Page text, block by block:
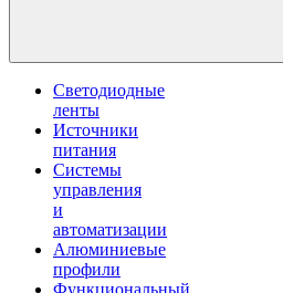
Светодиодные
ленты
Источники
питания
Системы
управления
и
автоматизации
Алюминиевые
профили
Функциональный